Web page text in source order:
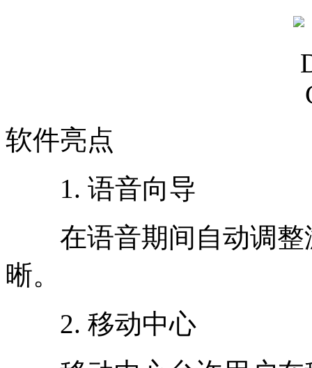
软件亮点
1. 语音向导
在语音期间自动调整
晰。
2. 移动中心